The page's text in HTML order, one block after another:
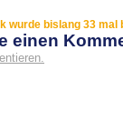
wurde bislang 33 mal
einen